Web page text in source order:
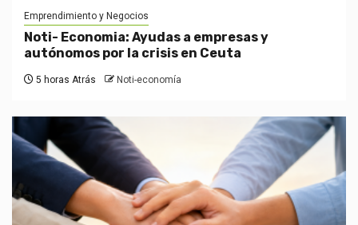
Emprendimiento y Negocios
Noti- Economia: Ayudas a empresas y
autónomos por la crisis en Ceuta
5 horas Atrás Noti-economía